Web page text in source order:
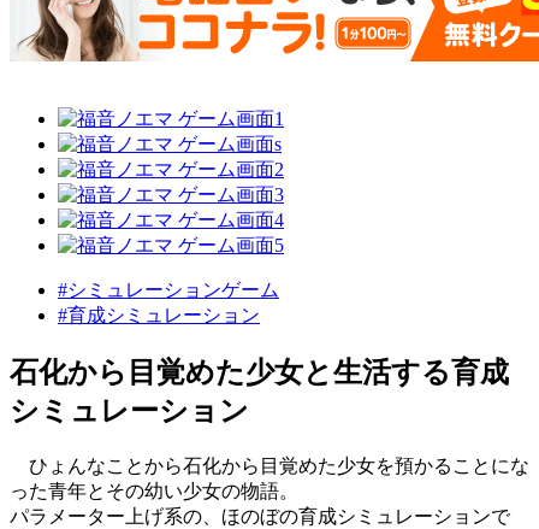
#シミュレーションゲーム
#育成シミュレーション
石化から目覚めた少女と生活する育成
シミュレーション
ひょんなことから石化から目覚めた少女を預かることにな
った青年とその幼い少女の物語。
パラメーター上げ系の、ほのぼの育成シミュレーションで